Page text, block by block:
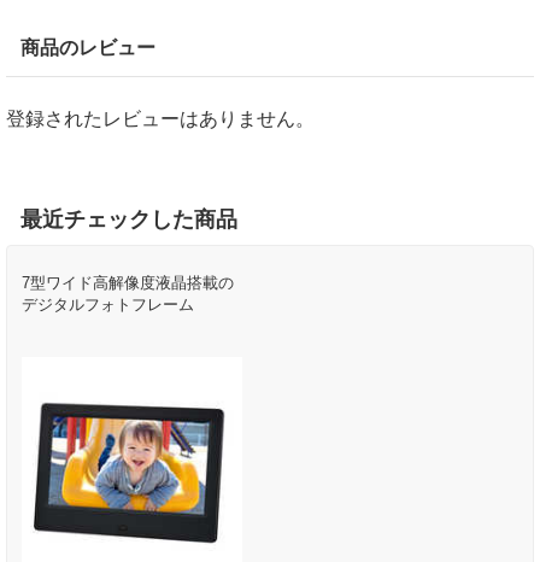
商品のレビュー
登録されたレビューはありません。
最近チェックした商品
7型ワイド高解像度液晶搭載の
デジタルフォトフレーム